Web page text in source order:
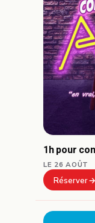
1h pour
LE 26 AOÛT
Réserver